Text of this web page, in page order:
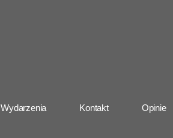
Wydarzenia Kontakt Opinie